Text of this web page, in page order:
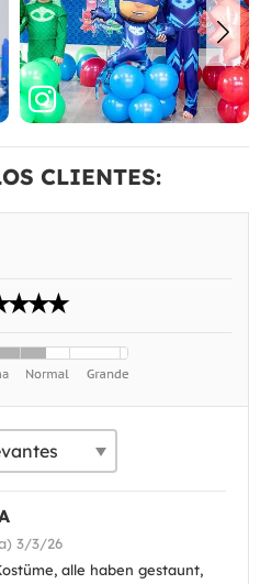
CLIENTES:
3/3/26
alle haben gestaunt,